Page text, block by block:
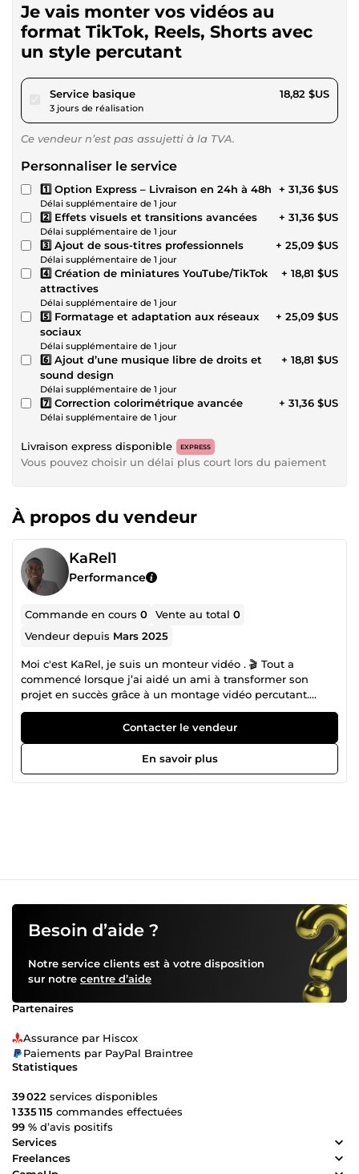
Je vais monter vos vidéos au
format TikTok, Reels, Shorts avec
un style percutant
Service basiquepour 17,34 $US
3 jours de réalisation
18,82 $US
Ce vendeur n’est pas assujetti à la TVA.
Personnaliser le service
1️⃣ Option Express – Livraison en 24h à 48h
Délai supplémentaire de 1 jour
+ 31,36 $US
2️⃣ Effets visuels et transitions avancées
Délai supplémentaire de 1 jour
+ 31,36 $US
3️⃣ Ajout de sous-titres professionnels
Délai supplémentaire de 1 jour
+ 25,09 $US
4️⃣ Création de miniatures YouTube/TikTok
attractives
Délai supplémentaire de 1 jour
+ 18,81 $US
5️⃣ Formatage et adaptation aux réseaux
sociaux
Délai supplémentaire de 1 jour
+ 25,09 $US
6️⃣ Ajout d’une musique libre de droits et
sound design
Délai supplémentaire de 1 jour
+ 18,81 $US
7️⃣ Correction colorimétrique avancée
Délai supplémentaire de 1 jour
+ 31,36 $US
Livraison express disponible EXPRESS
Vous pouvez choisir un délai plus court lors du paiement
À propos du vendeur
KaRel1
Performance
Commande en cours0 Vente au total0
Vendeur depuis Mars 2025
Moi c'est KaRel, je suis un monteur vidéo . 🎬 Tout a
commencé lorsque j’ai aidé un ami à transformer son
projet en succès grâce à un montage vidéo percutant.
Depuis, je me suis spécialisé dans la création de vidéos
captivantes pour des entrepreneurs et des entreprises
cherchant à améliorer leur présence en ligne. ✨ Que ce
soit pour des publicités, des vidéos de promotion ou du
contenu pour les réseaux sociaux, mon objectif est de
Contacter le vendeur
En savoir plus
Besoin d’aide ?
Notre service clients est à votre disposition
sur notre centre d’aide
Partenaires
Assurance par Hiscox
Paiements par PayPal Braintree
Statistiques
39 022 services disponibles
1 335 115 commandes effectuées
99 % d’avis positifs
Services
Freelances